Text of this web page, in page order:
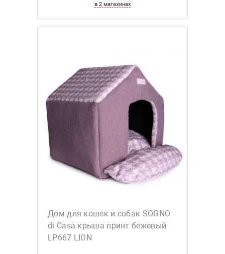
в 2 магазинах
Дом для кошек и собак SOGNO
di Casa крыша принт бежевый
LP667 LION